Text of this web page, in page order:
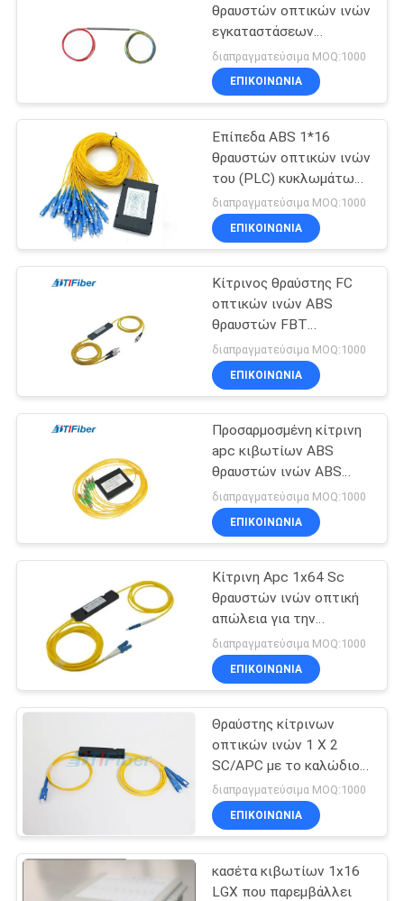
Οπτικών Ινών
Splitter
85
Οπτική ίνα
Loopback
Οπτικών ινών
Ferrule
27
Επιτροπή
μπαλωμάτων Mpo
Λύση FTTH
θραυστών οπτικών ινών
εγκαταστάσεων
lookgood FTB ή ο
σωλήνας χάλυβα
μπορούν να
ελεύθερη ετικέττα
διαπραγματεύσιμα MOQ:1000
ΕΠΙΚΟΙΝΩΝΊΑ
Επίπεδα ABS 1*16
θραυστών οπτικών ινών
του (PLC) κυκλωμάτων
Lightwave για το δίκτυο
διαπραγματεύσιμα MOQ:1000
ΕΠΙΚΟΙΝΩΝΊΑ
Κίτρινος θραύστης FC
οπτικών ινών ABS
θραυστών FBT
κιβωτίων ABS σκοινιού
μπαλωμάτων οπτικών
ινών - FC
διαπραγματεύσιμα MOQ:1000
ΕΠΙΚΟΙΝΩΝΊΑ
Προσαρμοσμένη κίτρινη
apc κιβωτίων ABS
θραυστών ινών ABS
FTB πλεξίδα οπτικών
ινών
διαπραγματεύσιμα MOQ:1000
ΕΠΙΚΟΙΝΩΝΊΑ
Κίτρινη Apc 1x64 Sc
θραυστών ινών οπτική
απώλεια για την
επικοινωνία Systerm
διαπραγματεύσιμα MOQ:1000
ΕΠΙΚΟΙΝΩΝΊΑ
Θραύστης κίτρινων
οπτικών ινών 1 X 2
SC/APC με το καλώδιο
ινών 3.0mm G657A
διαπραγματεύσιμα MOQ:1000
ΕΠΙΚΟΙΝΩΝΊΑ
κασέτα κιβωτίων 1x16
LGX που παρεμβάλλει